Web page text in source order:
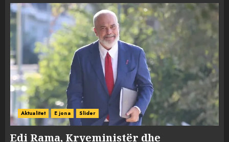
Aktualitet E jona Slider
Edi Rama, Kryeministër dhe